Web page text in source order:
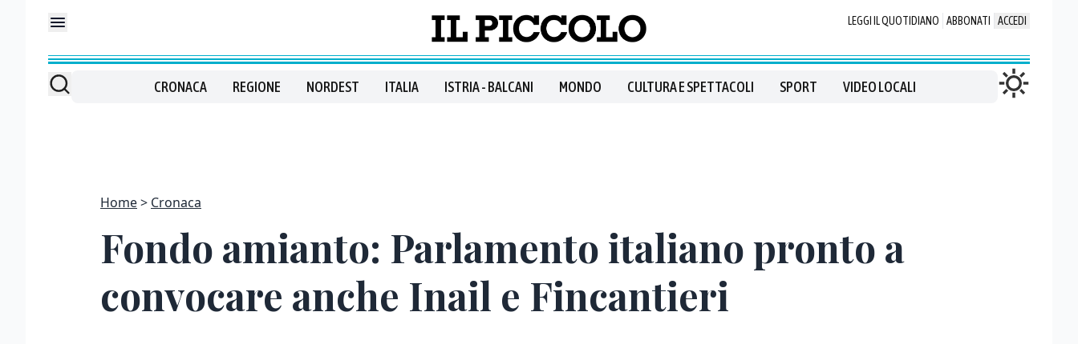
LEGGI IL QUOTIDIANO ABBONATI ACCEDI
CRONACA REGIONE NORDEST ITALIA ISTRIA - BALCANI MONDO CULTURA E SPETTACOLI SPORT VIDEO LOCALI
Home Cronaca
Fondo amianto: Parlamento italiano pronto a
convocare anche Inail e Fincantieri